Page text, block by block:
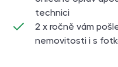
technici
2 x ročně vám
nemovitosti i s